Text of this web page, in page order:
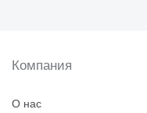
Компания
О нас